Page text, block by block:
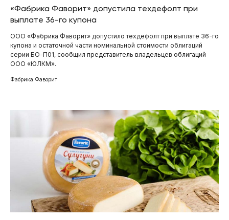
«Фабрика Фаворит» допустила техдефолт при
выплате 36-го купона
ООО «Фабрика Фаворит» допустило техдефолт при выплате 36-го
купона и остаточной части номинальной стоимости облигаций
серии БО-П01, сообщил представитель владельцев облигаций
ООО «ЮЛКМ».
Фабрика Фаворит